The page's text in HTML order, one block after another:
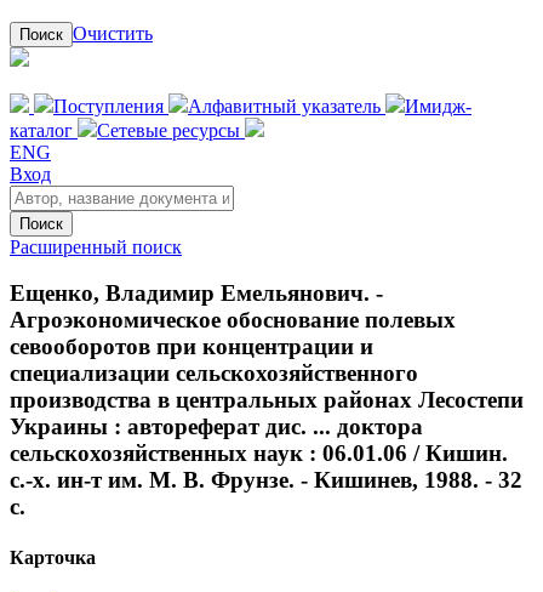
Поиск Очистить
Поступления Алфавитный указатель
Имидж-
каталог
Сетевые ресурсы
ENG
Вход
Поиск
Расширенный поиск
Ещенко, Владимир Емельянович. -
Агроэкономическое обоснование полевых
севооборотов при концентрации и
специализации сельскохозяйственного
производства в центральных районах Лесостепи
Украины : автореферат дис. ... доктора
сельскохозяйственных наук : 06.01.06 / Кишин.
с.-х. ин-т им. М. В. Фрунзе. - Кишинев, 1988. - 32
с.
Карточка